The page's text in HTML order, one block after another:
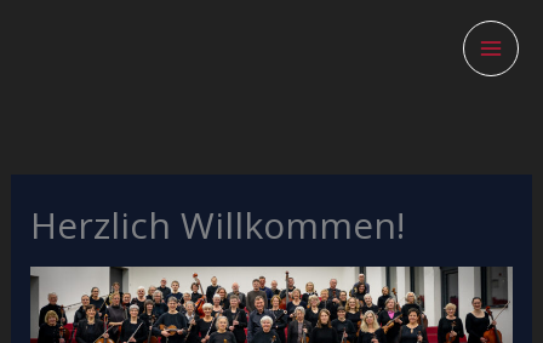
Herzlich Willkommen!